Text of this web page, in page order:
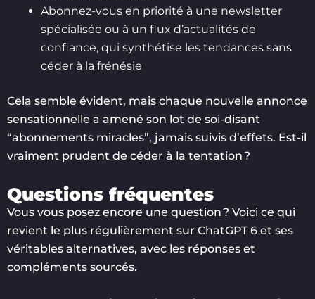
Abonnez-vous en priorité à une newsletter
spécialisée ou à un flux d’actualités de
confiance, qui synthétise les tendances sans
céder à la frénésie
Cela semble évident, mais chaque nouvelle annonce
sensationnelle a amené son lot de soi-disant
“abonnements miracles”, jamais suivis d’effets. Est-il
vraiment prudent de céder à la tentation ?
Questions fréquentes
Vous vous posez encore une question ? Voici ce qui
revient le plus régulièrement sur ChatGPT 6 et ses
véritables alternatives, avec les réponses et
compléments sourcés.